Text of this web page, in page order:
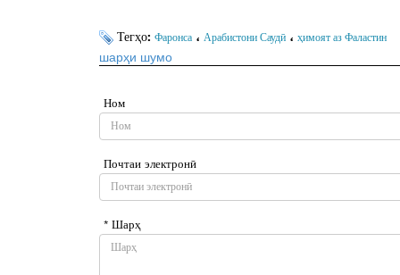
Тегҳо: Фаронса ، Арабистони Саудӣ ، ҳимоят аз Фаластин
шарҳи шумо
Ном
Почтаи электронӣ
* Шарҳ